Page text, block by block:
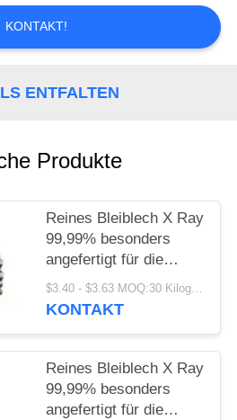
KONTAKT!
ENTFALTEN
Produkte
Reines Bleiblech X Ray
99,99% besonders
angefertigt für die
medizinische
Abschirmung
$3.40 - $3.63 MOQ:30 Kilogramm/Kilogramm
KONTAKT
Reines Bleiblech X Ray
99,99% besonders
angefertigt für die